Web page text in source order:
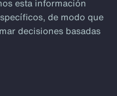
esta información
de modo que
decisiones basadas